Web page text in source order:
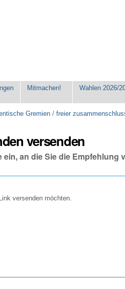
Mitmachen! Wahlen 2026/
Gremien /freier
versenden
ein, an die Sie die Empfehlung
versenden möchten.